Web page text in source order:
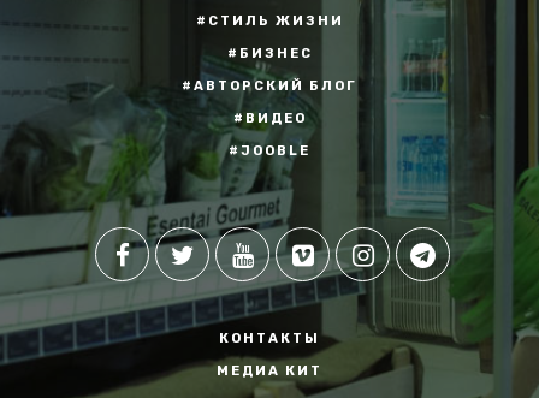
#СТИЛЬ ЖИЗНИ
#БИЗНЕС
#АВТОРСКИЙ БЛОГ
#ВИДЕО
#JOOBLE
КОНТАКТЫ
МЕДИА КИТ